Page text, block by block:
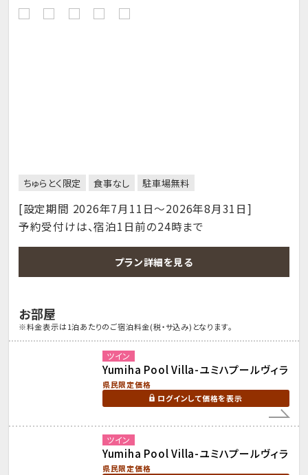
ちゅらとく限定 食事なし 駐車場無料
[設定期間 2026年7月11日～2026年8月31日]
予約受付けは、宿泊1日前の24時まで
プラン詳細を見る
お部屋
※料金表示は1泊あたりのご宿泊料金(税・サ込み)となります。
ツイン
Yumiha Pool Villa-ユミハプールヴィラ
県民限定価格
ログインして価格を表示
ツイン
Yumiha Pool Villa-ユミハプールヴィラ
県民限定価格